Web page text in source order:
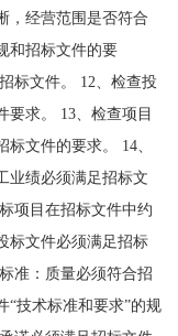
，经营范围是否符合
和招标文件的要
标文件。 12、检查投
要求。 13、检查项目
文件的要求。 14、
业绩必须满足招标文
项目在招标文件中约
标文件必须满足招标
准：质量必须符合招
“技术标准和要求”的规